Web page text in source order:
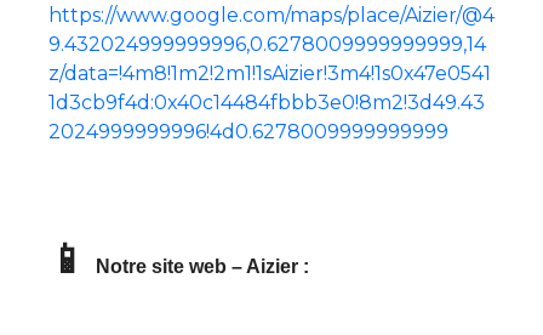
https://www.google.com/maps/place/Aizier/@4
9.432024999999996,0.6278009999999999,14
z/data=!4m8!1m2!2m1!1sAizier!3m4!1s0x47e0541
1d3cb9f4d:0x40c14484fbbb3e0!8m2!3d49.43
2024999999996!4d0.6278009999999999
📱 Notre site web – Aizier :